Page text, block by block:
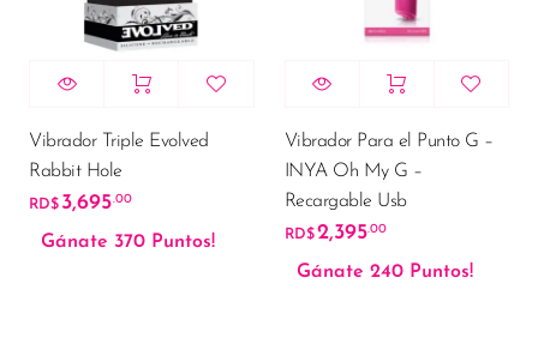
Vibrador Triple Evolved
Rabbit Hole
RD$ 3,695.00
Gánate 370 Puntos!
Vibrador Para el Punto G –
INYA Oh My G –
Recargable Usb
RD$ 2,395.00
Gánate 240 Puntos!